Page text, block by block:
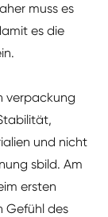
muss es
es die
verpackung
und nicht
sbild. Am
ersten
Gefühl des